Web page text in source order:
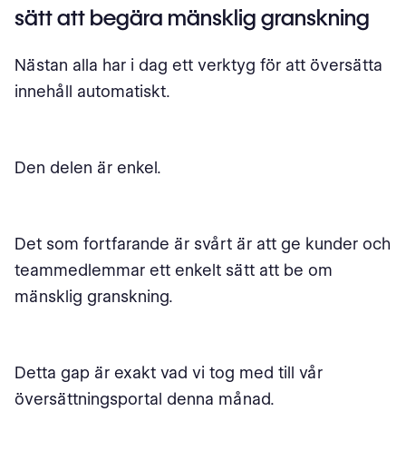
sätt att begära mänsklig granskning
Nästan alla har i dag ett verktyg för att översätta
innehåll automatiskt.
Den delen är enkel.
Det som fortfarande är svårt är att ge kunder och
teammedlemmar ett enkelt sätt att be om
mänsklig granskning.
Detta gap är exakt vad vi tog med till vår
översättningsportal denna månad.